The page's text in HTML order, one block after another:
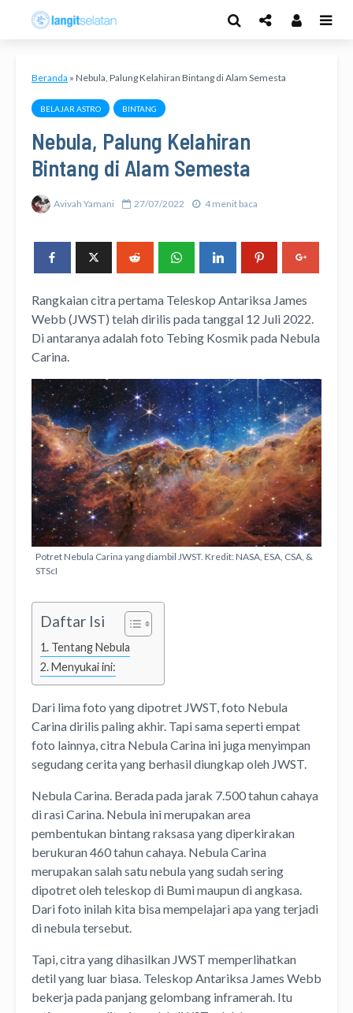
Beranda » Nebula, Palung Kelahiran Bintang di Alam Semesta
BELAJAR ASTRO BINTANG
Nebula, Palung Kelahiran
Bintang di Alam Semesta
Avivah Yamani 27/07/2022 4 menit baca
Rangkaian citra pertama Teleskop Antariksa James
Webb (JWST) telah dirilis pada tanggal 12 Juli 2022.
Di antaranya adalah foto Tebing Kosmik pada Nebula
Carina.
Potret Nebula Carina yang diambil JWST. Kredit: NASA, ESA, CSA, &
STScI
Daftar Isi
Tentang Nebula
Menyukai ini:
Dari lima foto yang dipotret JWST, foto Nebula
Carina dirilis paling akhir. Tapi sama seperti empat
foto lainnya, citra Nebula Carina ini juga menyimpan
segudang cerita yang berhasil diungkap oleh JWST.
Nebula Carina. Berada pada jarak 7.500 tahun cahaya
di rasi Carina. Nebula ini merupakan area
pembentukan bintang raksasa yang diperkirakan
berukuran 460 tahun cahaya. Nebula Carina
merupakan salah satu nebula yang sudah sering
dipotret oleh teleskop di Bumi maupun di angkasa.
Dari foto inilah kita bisa mempelajari apa yang terjadi
di nebula tersebut.
Tapi, citra yang dihasilkan JWST memperlihatkan
detil yang luar biasa. Teleskop Antariksa James Webb
bekerja pada panjang gelombang inframerah. Itu